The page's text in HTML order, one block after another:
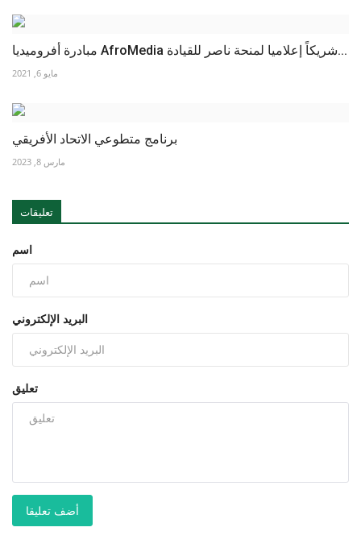
مبادرة أفروميديا AfroMedia شريكاً إعلاميا لمنحة ناصر للقيادة...
مايو 6, 2021
مارس 8, 2023
تعليقات
اسم
البريد الإلكتروني
تعليق
أضف تعليقا